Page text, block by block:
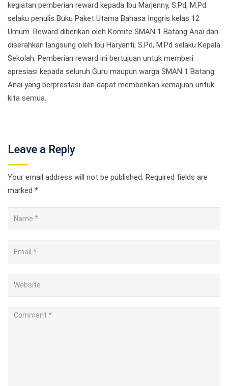
kegiatan pemberian reward kepada Ibu Marjenny, S.Pd, M.Pd
selaku penulis Buku Paket Utama Bahasa Inggris kelas 12
Umum. Reward diberikan oleh Komite SMAN 1 Batang Anai dan
diserahkan langsung oleh Ibu Haryanti, S.Pd, M.Pd selaku Kepala
Sekolah. Pemberian reward ini bertujuan untuk memberi
apresiasi kepada seluruh Guru maupun warga SMAN 1 Batang
Anai yang berprestasi dan dapat memberikan kemajuan untuk
kita semua.
Leave a Reply
Your email address will not be published. Required fields are
marked *